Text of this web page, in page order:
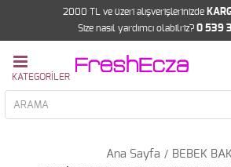
2000 TL ve üzeri alışverişlerinizde
Size nasıl yardımcı olabilriz? 0 539
Ana Sayfa
BEBEK